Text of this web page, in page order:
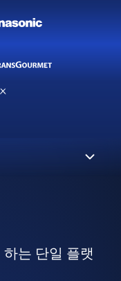
하는 단일 플랫